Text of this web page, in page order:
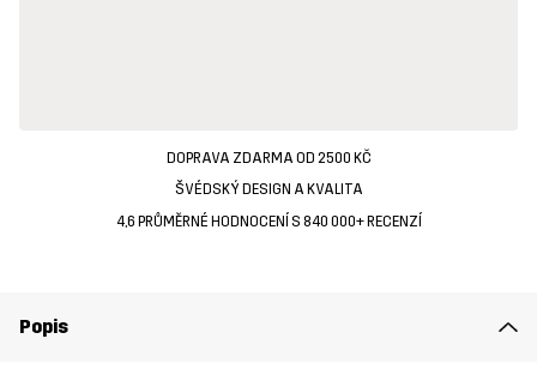
DOPRAVA ZDARMA OD 2500 KČ
ŠVÉDSKÝ DESIGN A KVALITA
4,6 PRŮMĚRNÉ HODNOCENÍ S 840 000+ RECENZÍ
Popis